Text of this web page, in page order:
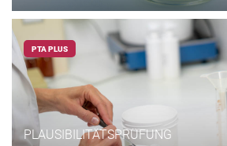
PTA PLUS
PLAUSIBILITÄTSPRÜFUNG